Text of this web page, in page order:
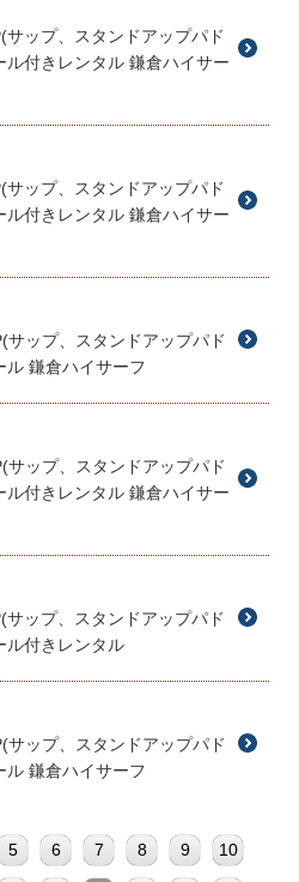
サップ、スタンドアップパド
ル付きレンタル 鎌倉ハイサー
サップ、スタンドアップパド
ル付きレンタル 鎌倉ハイサー
サップ、スタンドアップパド
ル 鎌倉ハイサーフ
サップ、スタンドアップパド
ル付きレンタル 鎌倉ハイサー
サップ、スタンドアップパド
ル付きレンタル
サップ、スタンドアップパド
ル 鎌倉ハイサーフ
5 6 7 8 9 10